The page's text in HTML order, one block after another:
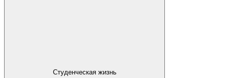
Студенческая жизнь